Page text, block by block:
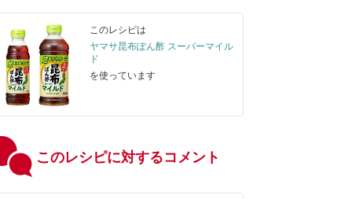
このレシピは
ヤマサ昆布ぽん酢 スーパーマイル
ド
を使っています
このレシピに対するコメント